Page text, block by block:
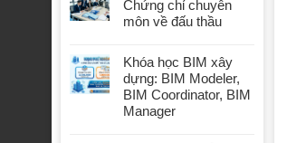
Chứng chỉ chuyên
môn về đấu thầu
Khóa học BIM xây
dựng: BIM Modeler,
BIM Coordinator, BIM
Manager